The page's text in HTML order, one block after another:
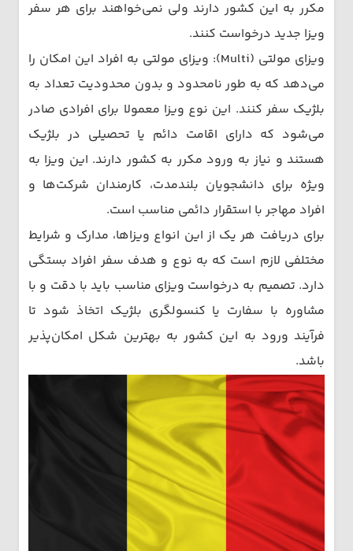
مکرر به این کشور دارند ولی نمی‌خواهند برای هر سفر
ویزا جدید درخواست کنند.
ویزای مولتی (Multi): ویزای مولتی به افراد این امکان را
می‌دهد که به طور نامحدود و بدون محدودیت تعداد به
بلژیک سفر کنند. این نوع ویزا معمولا برای افرادی صادر
می‌شود که دارای اقامت دائم یا تحصیلی در بلژیک
هستند و نیاز به ورود مکرر به کشور دارند. این ویزا به
ویژه برای دانشجویان بلندمدت، کارمندان شرکت‌ها و
افراد مهاجر با استقرار دائمی مناسب است.
برای دریافت هر یک از این انواع ویزاها، مدارک و شرایط
مختلفی لازم است که به نوع و هدف سفر افراد بستگی
دارد. تصمیم به درخواست ویزای مناسب باید با دقت و با
مشاوره با سفارت یا کنسولگری بلژیک اتخاذ شود تا
فرآیند ورود به این کشور به بهترین شکل امکان‌پذیر
باشد.